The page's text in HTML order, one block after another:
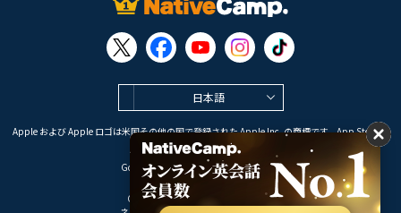
日本語
Apple および Apple ロゴは米国その他の国で登録された Apple Inc. の商標です。App Store は
Apple Inc. のサービスマークです。
Google Play は Google LLC の商標です。
Copyright © 2026 オンライン英会話